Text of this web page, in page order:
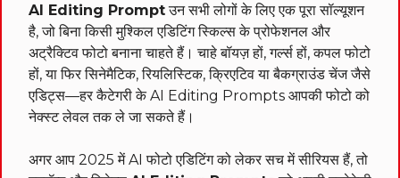
AI Editing Promptउन सभी लोगों के लिए एक पूरा सॉल्यूशन
है, जो बिना किसी मुश्किल एडिटिंग स्किल्स के प्रोफेशनल और
अट्रैक्टिव फोटो बनाना चाहते हैं। चाहे बॉयज़ हों, गर्ल्स हों, कपल फोटो
हों, या फिर सिनेमैटिक, रियलिस्टिक, क्रिएटिव या बैकग्राउंड चेंज जैसे
एडिट्स—हर कैटेगरी के AI Editing Prompts आपकी फोटो को
नेक्स्ट लेवल तक ले जा सकते हैं।
अगर आप 2025 में AI फोटो एडिटिंग को लेकर सच में सीरियस हैं, तो